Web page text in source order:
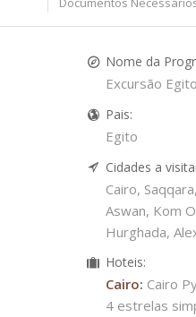
Nome da
Excursão
Pais:
Egito
Cidades a
Cairo,
Aswan, Kom
Hurghada,
Hoteis:
Cairo: Cairo
4 estrelas